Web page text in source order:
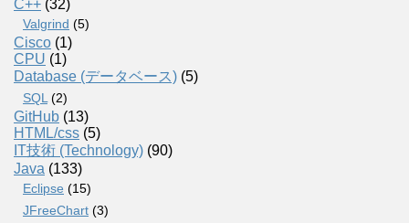
C++ (32)
Valgrind (5)
Cisco (1)
CPU (1)
Database (データベース) (5)
SQL (2)
GitHub (13)
HTML/css (5)
IT技術 (Technology) (90)
Java (133)
Eclipse (15)
JFreeChart (3)